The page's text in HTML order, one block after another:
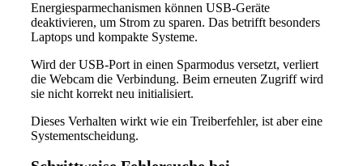
Energiesparmechanismen können USB-Geräte
deaktivieren, um Strom zu sparen. Das betrifft besonders
Laptops und kompakte Systeme.
Wird der USB-Port in einen Sparmodus versetzt, verliert
die Webcam die Verbindung. Beim erneuten Zugriff wird
sie nicht korrekt neu initialisiert.
Dieses Verhalten wirkt wie ein Treiberfehler, ist aber eine
Systementscheidung.